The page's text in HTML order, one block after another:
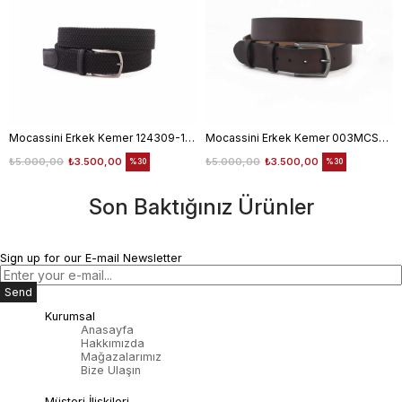
Mocassini Erkek Kemer 124309-100
₺3.500,00
₺5.000,00 %30
Mocassini Erkek Kemer 003MCSN B3245
₺3.500,00
₺5.000,00 %30
Son Baktığınız Ürünler
Sign up for our E-mail Newsletter
Send
Kurumsal
Anasayfa
Hakkımızda
Mağazalarımız
Bize Ulaşın